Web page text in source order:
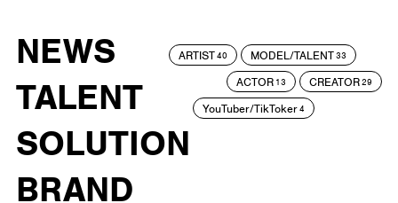
NEWS
TALENT
SOLUTION
BRAND
ARTIST40 MODEL/TALENT33
ACTOR 13 CREATOR29
YouTuber/TikToker4